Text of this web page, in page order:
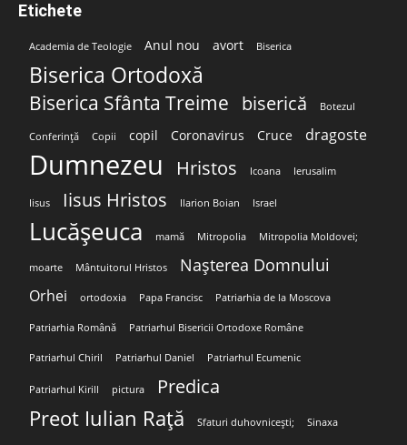
Etichete
Academia de Teologie Anul nou avort Biserica
Biserica Ortodoxă
Biserica Sfânta Treime biserică Botezul
Conferință Copii copil Coronavirus Cruce dragoste
Dumnezeu Hristos Icoana Ierusalim
Iisus Iisus Hristos Ilarion Boian Israel
Lucășeuca mamă Mitropolia Mitropolia Moldovei;
moarte Mântuitorul Hristos Nașterea Domnului
Orhei ortodoxia Papa Francisc Patriarhia de la Moscova
Patriarhia Română Patriarhul Bisericii Ortodoxe Române
Patriarhul Chiril Patriarhul Daniel Patriarhul Ecumenic
Patriarhul Kirill pictura Predica
Preot Iulian Rață Sfaturi duhovnicești; Sinaxa